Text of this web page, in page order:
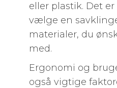
eller plastik. Det
vælge en
materialer, du
med.
Ergonomi og
også vigtige